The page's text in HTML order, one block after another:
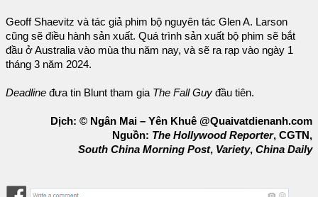
Geoff Shaevitz và tác giả phim bộ nguyên tác Glen A. Larson
cũng sẽ điều hành sản xuất. Quá trình sản xuất bộ phim sẽ bắt
đầu ở Australia vào mùa thu năm nay, và sẽ ra rạp vào ngày 1
tháng 3 năm 2024.
Deadline đưa tin Blunt tham gia The Fall Guy đầu tiên.
Dịch: © Ngân Mai – Yên Khuê @Quaivatdienanh.com
Nguồn: The Hollywood Reporter, CGTN,
South China Morning Post, Variety, China Daily